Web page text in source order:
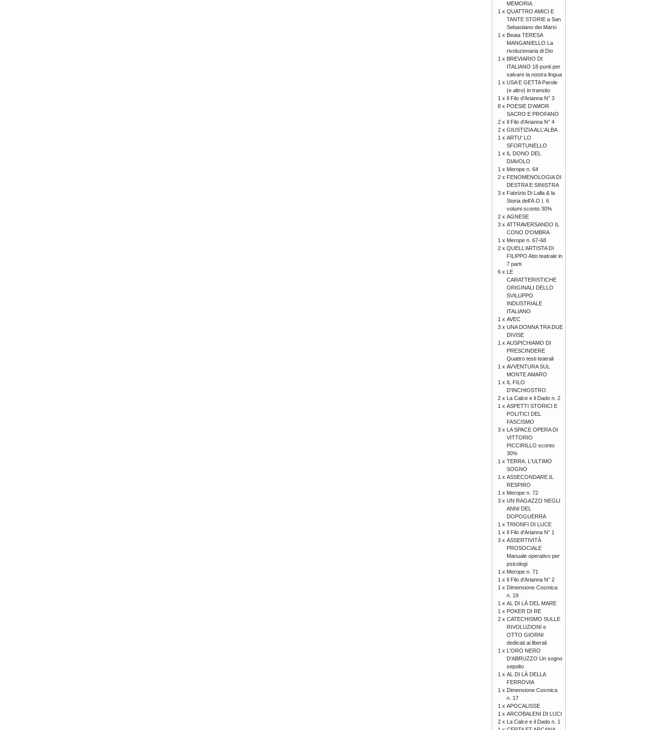
MEMORIA
1 x QUATTRO AMICI E
TANTE STORIE a San
Sebastiano dei Marsi
1 x Beata TERESA
MANGANIELLO La
rivoluzionaria di Dio
1 x BREVIARIO DI
ITALIANO 18 punti per
salvare la nostra lingua
1 x USA E GETTA Parole
(e altro) in transito
1 x Il Filo d'Arianna N° 3
8 x POESIE D'AMOR
SACRO E PROFANO
2 x Il Filo d'Arianna N° 4
2 x GIUSTIZIA ALL'ALBA
1 x ARTU' LO
SFORTUNELLO
1 x IL DONO DEL
DIAVOLO
1 x Merope n. 64
2 x FENOMENOLOGIA DI
DESTRA E SINISTRA
3 x Fabrizio Di Lalla & la
Storia dell’A.O.I. 6
volumi sconto 30%
2 x AGNESE
3 x ATTRAVERSANDO IL
CONO D'OMBRA
1 x Merope n. 67-68
2 x QUELL'ARTISTA DI
FILIPPO Atto teatrale in
7 parti
6 x LE
CARATTERISTICHE
ORIGINALI DELLO
SVILUPPO
INDUSTRIALE
ITALIANO
1 x AVEC
3 x UNA DONNA TRA DUE
DIVISE
1 x AUSPICHIAMO DI
PRESCINDERE
Quattro testi teatrali
1 x AVVENTURA SUL
MONTE AMARO
1 x IL FILO
D'INCHIOSTRO
2 x La Calce e il Dado n. 2
1 x ASPETTI STORICI E
POLITICI DEL
FASCISMO
3 x LA SPACE OPERA DI
VITTORIO
PICCIRILLO sconto
30%
1 x TERRA. L'ULTIMO
SOGNO
1 x ASSECONDARE IL
RESPIRO
1 x Merope n. 72
3 x UN RAGAZZO NEGLI
ANNI DEL
DOPOGUERRA
1 x TRIONFI DI LUCE
1 x Il Filo d'Arianna N° 1
3 x ASSERTIVITÀ
PROSOCIALE
Manuale operativo per
psicologi
1 x Merope n. 71
1 x Il Filo d'Arianna N° 2
1 x Dimensione Cosmica
n. 19
1 x AL DI LÀ DEL MARE
1 x POKER DI RE
2 x CATECHISMO SULLE
RIVOLUZIONI e
OTTO GIORNI
dedicati ai liberali
1 x L'ORO NERO
D'ABRUZZO Un sogno
sepolto
1 x AL DI LÀ DELLA
FERROVIA
1 x Dimensione Cosmica
n. 17
1 x APOCALISSE
1 x ARCOBALENI DI LUCI
2 x La Calce e il Dado n. 1